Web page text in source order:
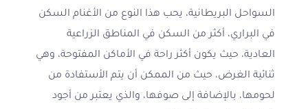
السواحل البريطانية، يحب هذا النوع من الأغنام السكن
في البراري، أكثر من السكن في المناطق الزراعية
العادية، حيث يكون أكثر راحة في الأماكن المفتوحة، وهي
ثنائية الغرض، حيث من الممكن أن يتم الأستفادة من
لحومها، بالإضافة إلى صوفها، والذي يعتبر من أجود